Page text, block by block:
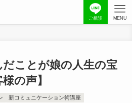
ご相談 MENU
ことが娘の人生の宝
の声】
新コミュニケーション術講座